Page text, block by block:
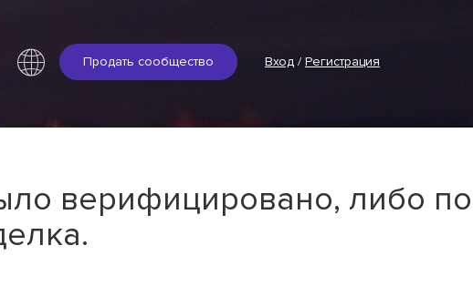
Продать сообщество Вход / Регистрация
верифицировано, либо по